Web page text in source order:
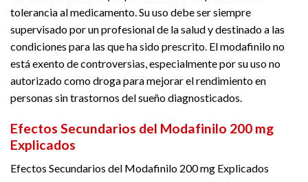
tolerancia al medicamento. Su uso debe ser siempre
supervisado por un profesional de la salud y destinado a las
condiciones para las que ha sido prescrito. El modafinilo no
está exento de controversias, especialmente por su uso no
autorizado como droga para mejorar el rendimiento en
personas sin trastornos del sueño diagnosticados.
Efectos Secundarios del Modafinilo 200 mg
Explicados
Efectos Secundarios del Modafinilo 200 mg Explicados